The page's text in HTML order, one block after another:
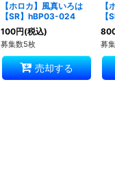
【ホロカ】風真いろは
【SR】hBP03-024
100円(税込)
募集数5枚
売却する
【
募